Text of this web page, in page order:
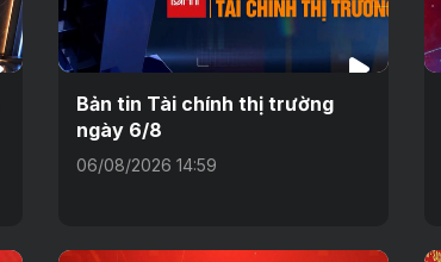
Bản tin Tài chính thị trường
ngày 6/8
06/08/2026 14:59